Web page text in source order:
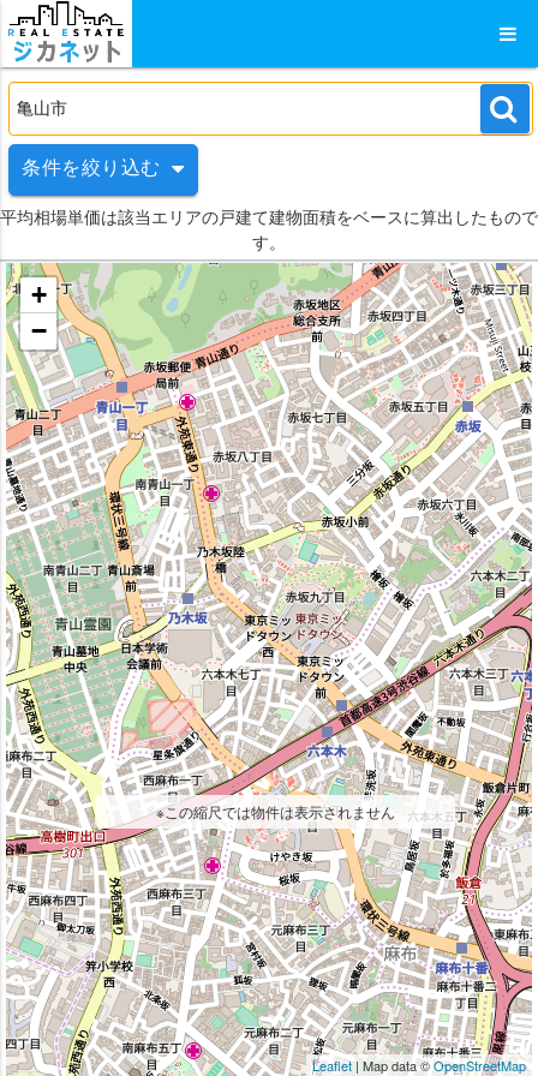
条件を絞り込む
平均相場単価は該当エリアの戸建て建物面積をベースに算出したもので
す。
+
−
Leaflet| Map data ©OpenStreetMap
※この縮尺では物件は表示されません